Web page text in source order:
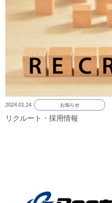
2024.01.24 お知らせ
リクルート・採用情報